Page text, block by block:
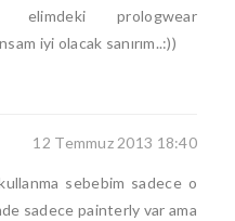
elimdeki prologwear
iyi olacak sanırım..:))
12 Temmuz 2013 18:40
sebebim sadece o
sadece painterly var ama